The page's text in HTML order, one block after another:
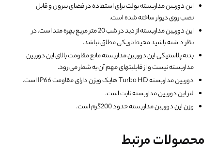
این دوربین مداربسته بولت برای استفاده در فضای بیرون و قابل
نصب روی دیوار ساخته شده است.
این دوربین مداربسته از دید در شب 20 متر مربع بهره مند است. در
نظر داشته باشید محیط تاریکی مطلق نباشد.
بدنه پلاستیکی این دوربین مداربسته مانع مقاومت بالای این دوربین
مداربسته نیست و از قابلیتهای مهم آن به شمار می رود.
دوربین مداربسته Turbo HD هایک ویژن دارای مقاومت IP66 است.
لنز این دوربین مداربسته ثابت است.
وزن این دوربین مداربسته حدود 200گرم است.
محصولات مرتبط